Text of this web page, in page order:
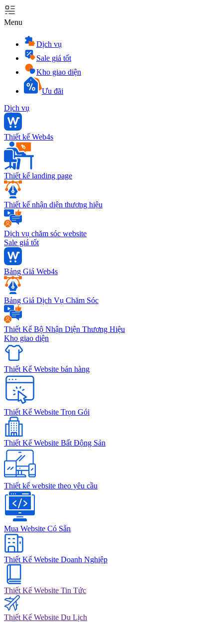
Menu
Dịch vụ
Sale giá tốt
Kho giao diện
Ưu đãi
Dịch vụ
Thiết kế Web4s
Thiết kế landing page
Thiết kế nhận diện thương hiệu
Dịch vụ chăm sóc website
Sale giá tốt
Bảng Giá Web4s
Bảng Giá Dịch Vụ Chăm Sóc
Thiết Kế Bộ Nhận Diện Thương Hiệu
Kho giao diện
Thiết Kế Website bán hàng
Thiết Kế Website Trọn Gói
Thiết Kế Website Bất Động Sản
Thiết kế website theo yêu cầu
Mua Website Có Sẵn
Thiết Kế Website Doanh Nghiệp
Thiết Kế Website Tin Tức
Thiết Kế Website Du Lịch